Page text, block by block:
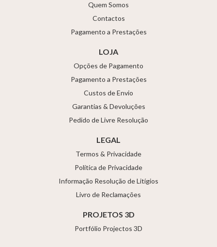
Quem Somos
Contactos
Pagamento a Prestações
LOJA
Opções de Pagamento
Pagamento a Prestações
Custos de Envio
Garantias & Devoluções
Pedido de Livre Resolução
LEGAL
Termos & Privacidade
Política de Privacidade
Informação Resolução de Litígios
Livro de Reclamações
PROJETOS 3D
Portfólio Projectos 3D